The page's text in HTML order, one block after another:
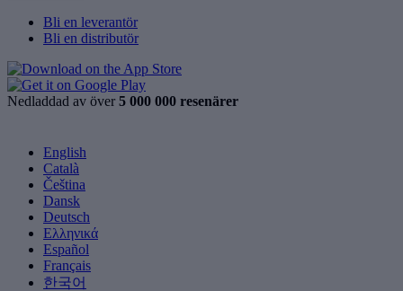
Bli en leverantör
Bli en distributör
Nedladdad av över 5 000 000 resenärer
English
Català
Čeština
Dansk
Deutsch
Ελληνικά
Español
Français
한국어